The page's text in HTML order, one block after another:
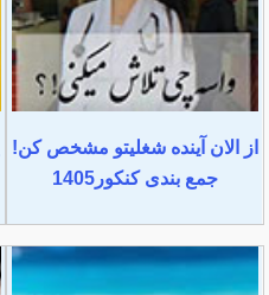
از الان آینده شغلیتو مشخص کن!
جمع بندی کنکور1405